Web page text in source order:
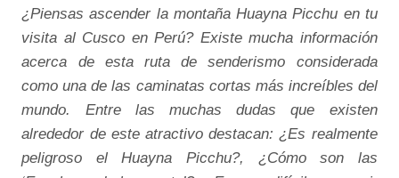
¿Piensas ascender la montaña Huayna Picchu en tu
visita al Cusco en Perú? Existe mucha información
acerca de esta ruta de senderismo considerada
como una de las caminatas cortas más increíbles del
mundo. Entre las muchas dudas que existen
alrededor de este atractivo destacan: ¿Es realmente
peligroso el Huayna Picchu?, ¿Cómo son las